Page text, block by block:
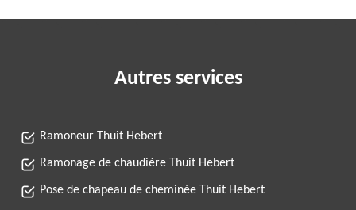
Autres services
Ramoneur Thuit Hebert
Ramonage de chaudière Thuit Hebert
Pose de chapeau de cheminée Thuit Hebert